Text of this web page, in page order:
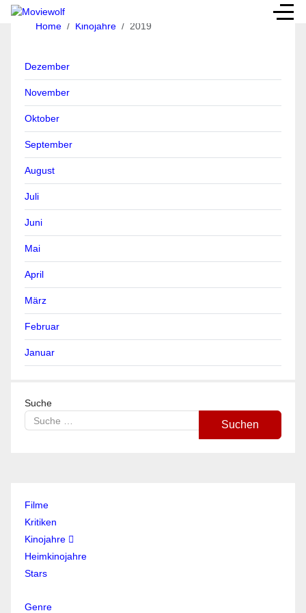
Home Kinojahre 2019
Dezember
November
Oktober
September
August
Juli
Juni
Mai
April
März
Februar
Januar
Suche
Suchen
Filme
Kritiken
Kinojahre
Heimkinojahre
Stars
Genre